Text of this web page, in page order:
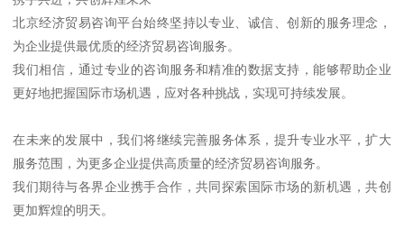
北京经济贸易咨询平台始终坚持以专业、诚信、创新的服务理念，
为企业提供最优质的经济贸易咨询服务。
我们相信，通过专业的咨询服务和精准的数据支持，能够帮助企业
更好地把握国际市场机遇，应对各种挑战，实现可持续发展。
在未来的发展中，我们将继续完善服务体系，提升专业水平，扩大
服务范围，为更多企业提供高质量的经济贸易咨询服务。
我们期待与各界企业携手合作，共同探索国际市场的新机遇，共创
更加辉煌的明天。